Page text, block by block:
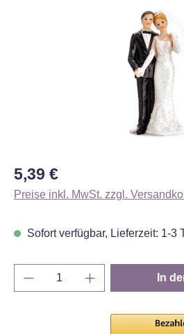
Regulärer Preis:
5,39 €
Preise inkl. MwSt. zzgl.
Sofort verfügbar, Lieferzeit: 1-3
Produkt Anzahl: Gib In